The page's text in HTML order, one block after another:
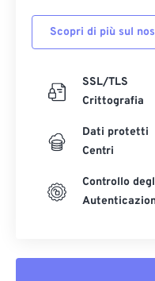
Scopri di più sul
SSL/TLS
Crittografia
Dati protetti
Centri
Controllo